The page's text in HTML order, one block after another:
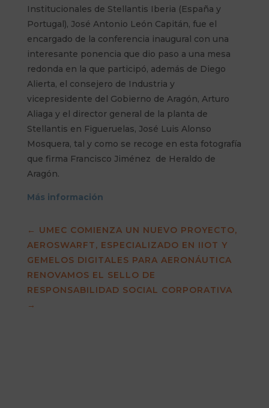
Institucionales de Stellantis Iberia (España y
Portugal), José Antonio León Capitán, fue el
encargado de la conferencia inaugural con una
interesante ponencia que dio paso a una mesa
redonda en la que participó, además de Diego
Alierta, el consejero de Industria y
vicepresidente del Gobierno de Aragón, Arturo
Aliaga y el director general de la planta de
Stellantis en Figueruelas, José Luis Alonso
Mosquera, tal y como se recoge en esta fotografía
que firma Francisco Jiménez de Heraldo de
Aragón.
Más información
← UMEC COMIENZA UN NUEVO PROYECTO,
AEROSWARFT, ESPECIALIZADO EN IIOT Y
GEMELOS DIGITALES PARA AERONÁUTICA
RENOVAMOS EL SELLO DE
RESPONSABILIDAD SOCIAL CORPORATIVA
→